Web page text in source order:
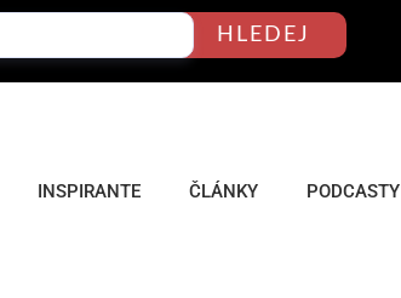
HLEDEJ
INSPIRANTE ČLÁNKY PODCASTY